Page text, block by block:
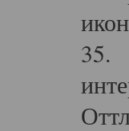
35.